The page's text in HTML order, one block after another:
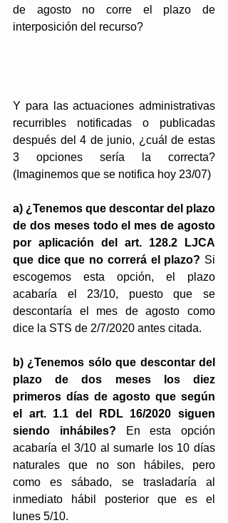
de agosto no corre el plazo de
interposición del recurso?
Y para las actuaciones administrativas
recurribles notificadas o publicadas
después del 4 de junio, ¿cuál de estas
3 opciones sería la correcta?
(Imaginemos que se notifica hoy 23/07)
a) ¿Tenemos que descontar del plazo
de dos meses todo el mes de agosto
por aplicación del art. 128.2 LJCA
que dice que no correrá el plazo? Si
escogemos esta opción, el plazo
acabaría el 23/10, puesto que se
descontaría el mes de agosto como
dice la STS de 2/7/2020 antes citada.
b) ¿Tenemos sólo que descontar del
plazo de dos meses los diez
primeros días de agosto que según
el art. 1.1 del RDL 16/2020 siguen
siendo inhábiles? En esta opción
acabaría el 3/10 al sumarle los 10 días
naturales que no son hábiles, pero
como es sábado, se trasladaría al
inmediato hábil posterior que es el
lunes 5/10.